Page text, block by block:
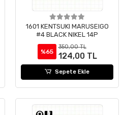
1601 KENTSUKI MARUSEIGO
#4 BLACK NIKEL 14P
%65
350,00 TL
124,00 TL
Sepete Ekle